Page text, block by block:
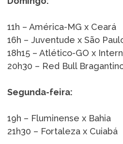
11h – América-MG x Ceará
16h – Juventude x São
18h15 – Atlético-GO x
20h30 – Red Bull
Segunda-feira:
19h – Fluminense x Bahia
21h30 – Fortaleza x Cuiabá